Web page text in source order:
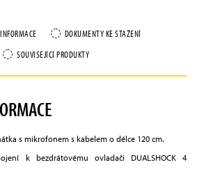
DOKUMENTY KE STAŽENÍ
SOUVISEJÍCÍ PRODUKTY
s mikrofonem s kabelem o délce 120 cm.
k bezdrátovému ovladači DUALSHOCK 4